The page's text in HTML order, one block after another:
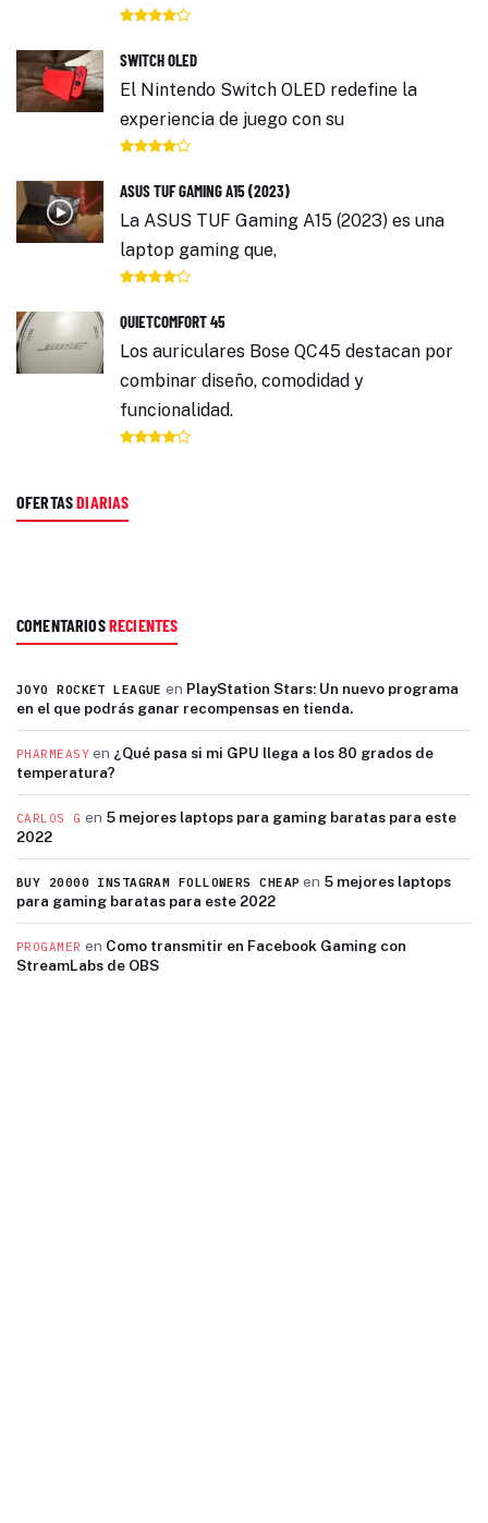
SWITCH OLED
El Nintendo Switch OLED redefine la
experiencia de juego con su
ASUS TUF GAMING A15 (2023)
La ASUS TUF Gaming A15 (2023) es una
laptop gaming que,
QUIETCOMFORT 45
Los auriculares Bose QC45 destacan por
combinar diseño, comodidad y
funcionalidad.
OFERTASDIARIAS
COMENTARIOSRECIENTES
JOYO ROCKET LEAGUE en PlayStation Stars: Un nuevo programa
en el que podrás ganar recompensas en tienda.
PHARMEASYen ¿Qué pasa si mi GPU llega a los 80 grados de
temperatura?
CARLOS G en 5 mejores laptops para gaming baratas para este
2022
BUY 20000 INSTAGRAM FOLLOWERS CHEAP en 5 mejores laptops
para gaming baratas para este 2022
PROGAMER en Como transmitir en Facebook Gaming con
StreamLabs de OBS